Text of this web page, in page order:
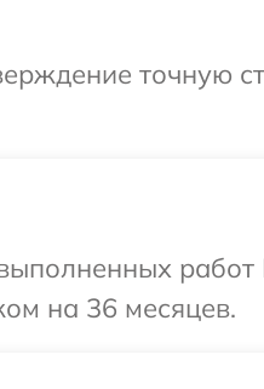
точную
на 36 месяцев.